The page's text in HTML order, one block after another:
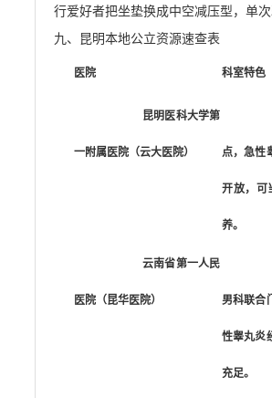
行爱好者把坐垫换成中空减压型，单
九、昆明本地公立资源速查表
医院 科室特色
昆明医科大学第
一附属医院（云大医院） 点，急性
开放，可
养。
云南省第一人民
医院（昆华医院） 男科联合
性睾丸炎
充足。